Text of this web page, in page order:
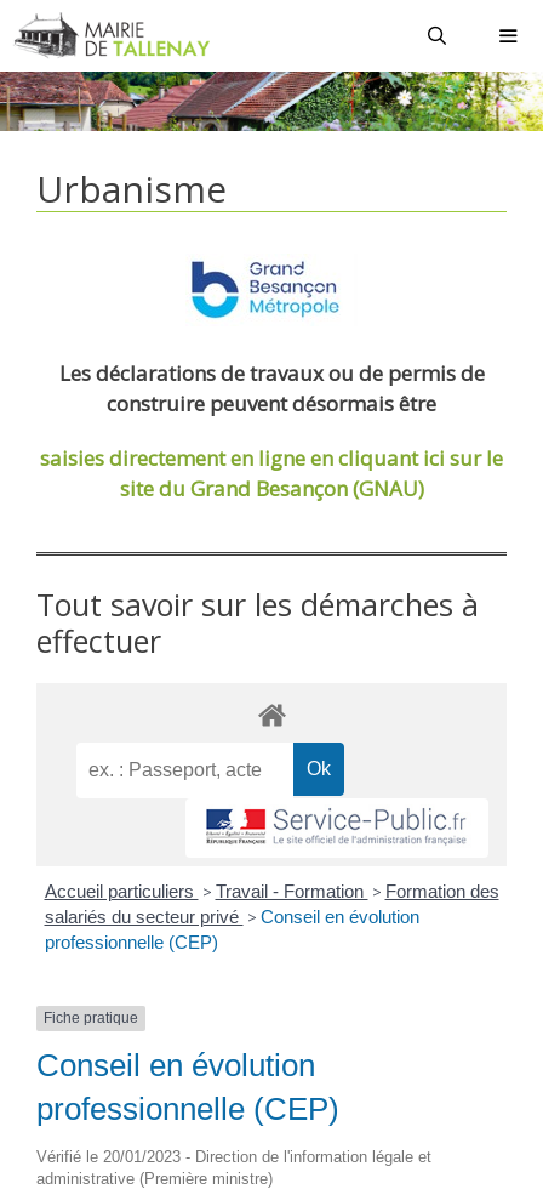
Aller
au
contenu
Urbanisme
Les déclarations de travaux ou de permis de
construire peuvent désormais être
saisies directement en ligneen cliquant ici sur le
site du Grand Besançon (GNAU)
Tout savoir sur les démarches à
effectuer
Accueil particuliers > Travail - Formation > Formation des
salariés du secteur privé > Conseil en évolution
professionnelle (CEP)
Fiche pratique
Conseil en évolution
professionnelle (CEP)
Vérifié le 20/01/2023 - Direction de l'information légale et
administrative (Première ministre)